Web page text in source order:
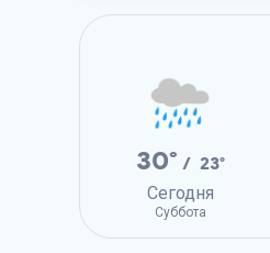
30° / 23°
Сегодня
Суббота